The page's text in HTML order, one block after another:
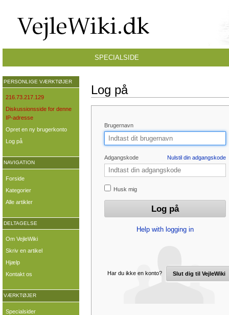
Log på
Brugernavn
Adgangskode Nulstil din adgangskode
Husk mig
Help with logging in
Har du ikke en konto? Slut dig til VejleWiki
SPECIALSIDE
PERSONLIGE VÆRKTØJER
216.73.217.129
Diskussionsside for denne
IP-adresse
Opret en ny brugerkonto
Log på
NAVIGATION
Forside
Kategorier
Alle artikler
DELTAGELSE
Om VejleWiki
Skriv en artikel
Hjælp
Kontakt os
VÆRKTØJER
Specialsider